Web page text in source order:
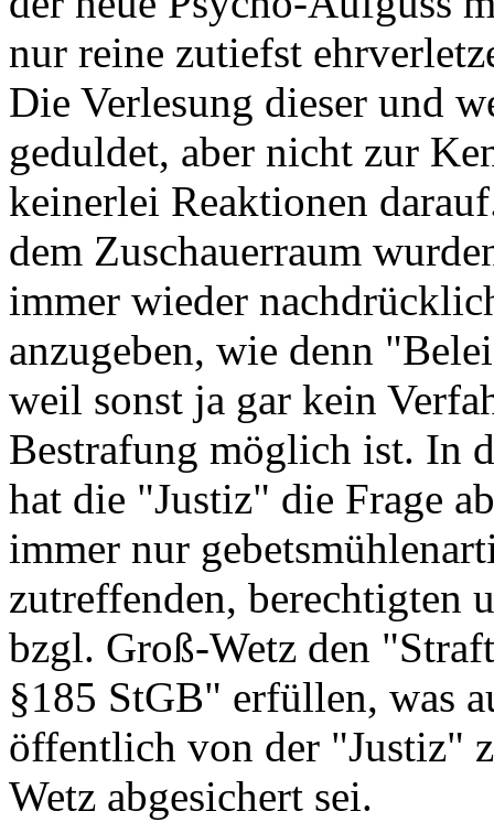
nur reine zutiefst
Die Verlesung dieser und
geduldet, aber nicht zur
keinerlei Reaktionen
dem Zuschauerraum
immer wieder
anzugeben, wie denn
weil sonst ja gar kein
Bestrafung möglich ist. In
hat die "Justiz" die Frage
immer nur
zutreffenden, berechtigten
bzgl. Groß-Wetz den
§185 StGB" erfüllen, was
öffentlich von der "Justiz"
Wetz abgesichert sei.